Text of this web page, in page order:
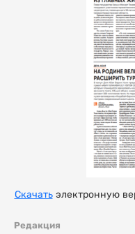
Редакция
Скачатьэлектронную